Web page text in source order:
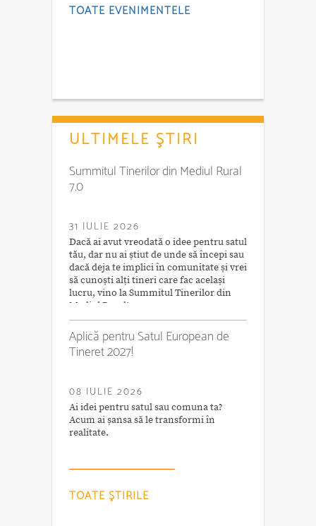
TOATE EVENIMENTELE
ULTIMELE ŞTIRI
Summitul Tinerilor din Mediul Rural
7.0
31 IULIE 2026
Dacă ai avut vreodată o idee pentru satul
tău, dar nu ai știut de unde să începi sau
dacă deja te implici în comunitate și vrei
să cunoști alți tineri care fac același
lucru, vino la Summitul Tinerilor din
Mediul Rural!
Aplică pentru Satul European de
Tineret 2027!
08 IULIE 2026
Ai idei pentru satul sau comuna ta?
Acum ai șansa să le transformi în
realitate.
TOATE ŞTIRILE